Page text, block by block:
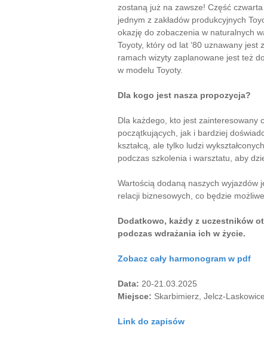
zostaną już na zawsze! Część
jednym z zakładów produkcyjnych
okazję do zobaczenia w naturalnych
Toyoty, który od lat ‘80 uznawany
ramach wizyty zaplanowane jest też
w modelu Toyoty.
Dla kogo jest nasza propozycja?
Dla każdego, kto jest zainteresowany
początkujących, jak i bardziej
kształcą, ale tylko ludzi
podczas szkolenia i warsztatu, aby
Wartością dodaną naszych wyjazdów
relacji biznesowych, co będzie
Dodatkowo, każdy z uczestników
podczas wdrażania ich w życie.
Zobacz cały harmonogram w pdf
Data: 20-21.03.2025
Miejsce: Skarbimierz, Jelcz-Laskowice
Link do zapisów